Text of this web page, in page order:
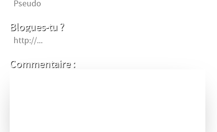
Blogues-tu ?
Commentaire :